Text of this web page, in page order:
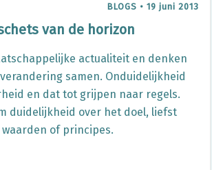
BLOGS • 19 juni 2013
van de horizon
actualiteit en denken
samen. Onduidelijkheid
en dat tot grijpen naar regels.
duidelijkheid over het doel, liefst
of principes.